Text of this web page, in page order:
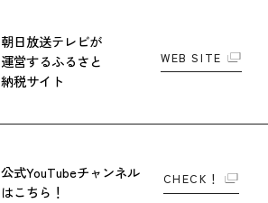
朝日放送テレビが
運営するふるさと
納税サイト
WEB SITE
公式YouTubeチャンネル
はこちら！
CHECK！